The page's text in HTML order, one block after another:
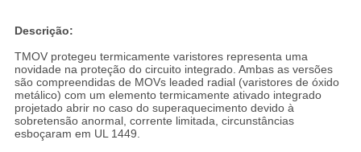
Descrição:
TMOV protegeu termicamente varistores representa uma
novidade na proteção do circuito integrado. Ambas as versões
são compreendidas de MOVs leaded radial (varistores de óxido
metálico) com um elemento termicamente ativado integrado
projetado abrir no caso do superaquecimento devido à
sobretensão anormal, corrente limitada, circunstâncias
esboçaram em UL 1449.